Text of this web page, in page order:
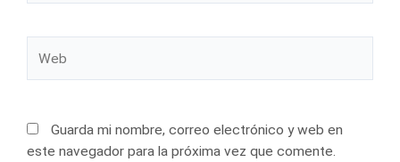
Guarda mi nombre, correo electrónico y web en
este navegador para la próxima vez que comente.